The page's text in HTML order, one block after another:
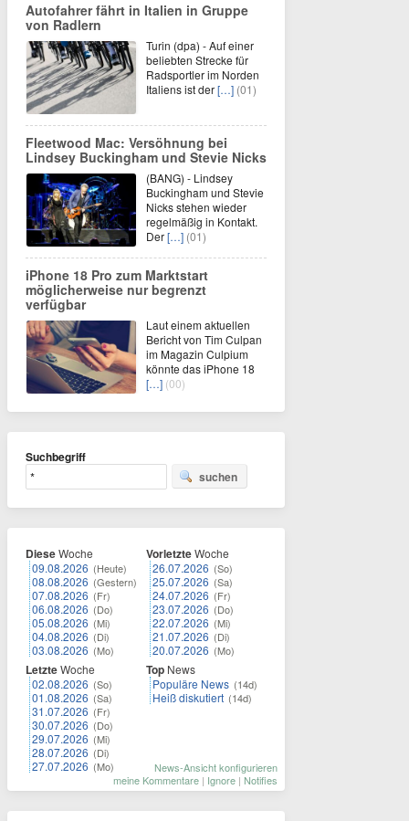
Autofahrer fährt in Italien in Gruppe
von Radlern
Turin (dpa) - Auf einer
beliebten Strecke für
Radsportler im Norden
Italiens ist der[…] (01)
Fleetwood Mac: Versöhnung bei
Lindsey Buckingham und Stevie Nicks
(BANG) - Lindsey
Buckingham und Stevie
Nicks stehen wieder
regelmäßig in Kontakt.
Der[…] (01)
iPhone 18 Pro zum Marktstart
möglicherweise nur begrenzt
verfügbar
Laut einem aktuellen
Bericht von Tim Culpan
im Magazin Culpium
könnte das iPhone 18
[…] (00)
Suchbegriff
suchen
DieseWoche
09.08.2026 (Heute)
08.08.2026 (Gestern)
07.08.2026 (Fr)
06.08.2026 (Do)
05.08.2026 (Mi)
04.08.2026 (Di)
03.08.2026 (Mo)
LetzteWoche
02.08.2026 (So)
01.08.2026 (Sa)
31.07.2026 (Fr)
30.07.2026 (Do)
29.07.2026 (Mi)
28.07.2026 (Di)
27.07.2026 (Mo)
VorletzteWoche
26.07.2026 (So)
25.07.2026 (Sa)
24.07.2026 (Fr)
23.07.2026 (Do)
22.07.2026 (Mi)
21.07.2026 (Di)
20.07.2026 (Mo)
Top News
Populäre News (14d)
Heiß diskutiert (14d)
News-Ansicht konfigurieren
meine Kommentare | Ignore | Notifies